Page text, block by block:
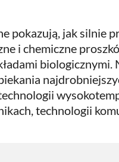
pokazują, jak silnie
i chemiczne
biologicznymi.
technologii